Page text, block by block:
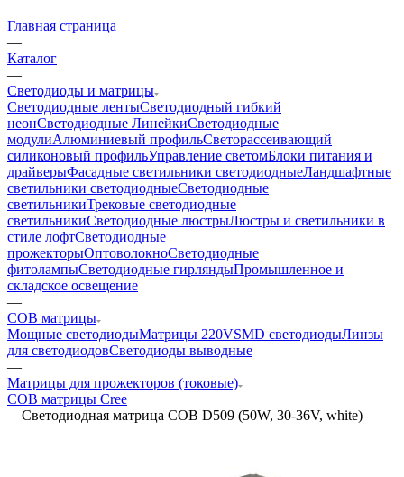
Главная страница
—
Каталог
—
Светодиоды и матрицы
Светодиодные лентыСветодиодный гибкий
неонСветодиодные ЛинейкиСветодиодные
модулиАлюминиевый профильСветорассеивающий
силиконовый профильУправление светомБлоки питания и
драйверыФасадные светильники светодиодныеЛандшафтные
светильники светодиодныеСветодиодные
светильникиТрековые светодиодные
светильникиСветодиодные люстрыЛюстры и светильники в
стиле лофтСветодиодные
прожекторыОптоволокноСветодиодные
фитолампыСветодиодные гирляндыПромышленное и
складское освещение
—
COB матрицы
Мощные светодиодыМатрицы 220VSMD светодиодыЛинзы
для светодиодовСветодиоды выводные
—
Матрицы для прожекторов (токовые)
COB матрицы Cree
—Светодиодная матрица COB D509 (50W, 30-36V, white)